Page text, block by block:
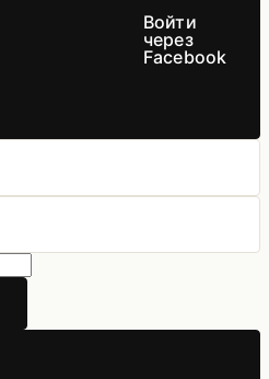
Войти
через
Facebook